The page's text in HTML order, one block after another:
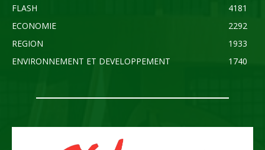
FLASH
4181
ECONOMIE
2292
REGION
1933
ENVIRONNEMENT ET DEVELOPPEMENT
1740